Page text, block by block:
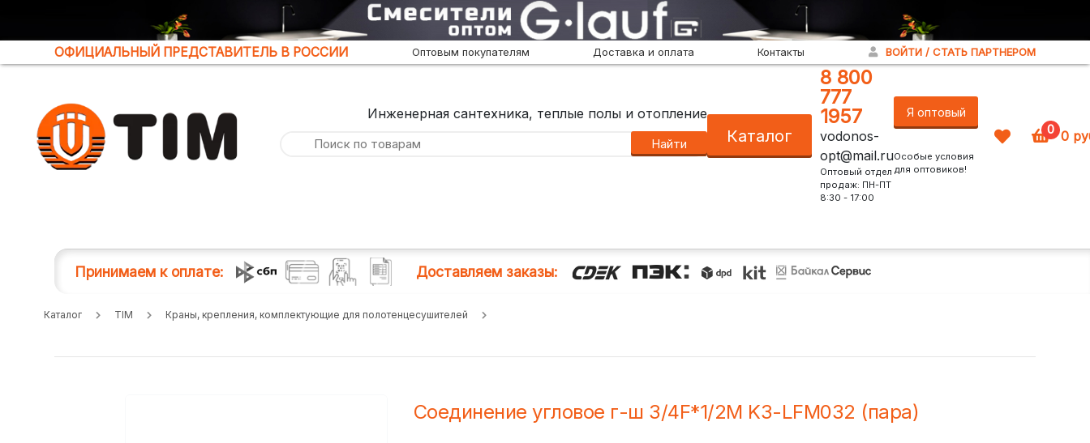
ОФИЦИАЛЬНЫЙ ПРЕДСТАВИТЕЛЬ В РОССИИ Оптовым покупателям Доставка и оплата Контакты ВОЙТИ / СТАТЬ ПАРТНЕРОМ
Инженерная сантехника, теплые полы и отопление
Найти Каталог
8 800
777
1957
vodonos-
opt@mail.ru
Оптовый отдел
продаж: ПН-ПТ
8:30 - 17:00
Я оптовый
Особые условия
для оптовиков!
0 0
Принимаем к оплате: Доставляем заказы:
Каталог TIM Краны, крепления, комплектующие для полотенцесушителей
Соединение угловое г-ш 3/4F*1/2M K3-LFM032 (пара)